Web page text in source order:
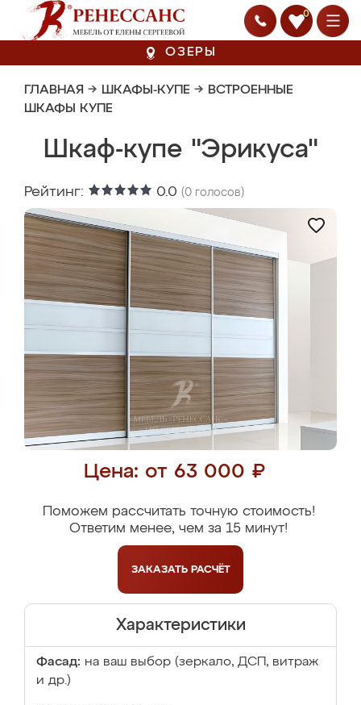
0
ОЗЕРЫ
ГЛАВНАЯ → ШКАФЫ-КУПЕ → ВСТРОЕННЫЕ
ШКАФЫ КУПЕ
Шкаф-купе "Эрикуса"
Рейтинг: 0.0 (0 голосов)
Цена: от 63 000 ₽
Поможем рассчитать точную стоимость!
Ответим менее, чем за 15 минут!
ЗАКАЗАТЬ РАСЧЁТ
Характеристики
Фасад: на ваш выбор (зеркало, ДСП, витраж
и др.)